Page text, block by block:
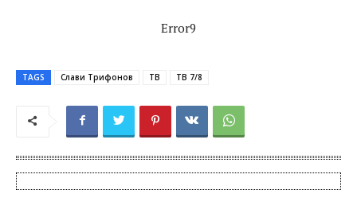
Error9
TAGS Слави Трифонов ТВ ТВ 7/8